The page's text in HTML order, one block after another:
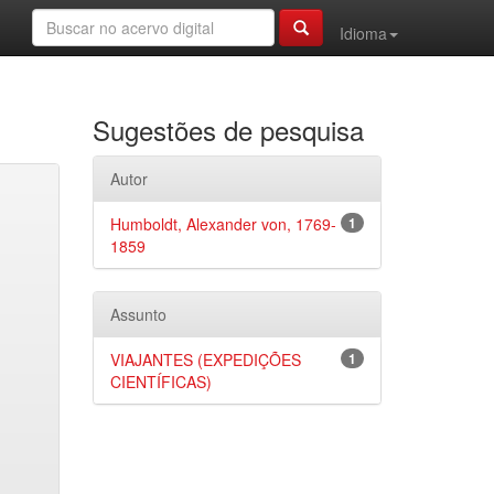
Idioma
Sugestões de pesquisa
Autor
1
Humboldt, Alexander von, 1769-
1859
Assunto
1
VIAJANTES (EXPEDIÇÕES
CIENTÍFICAS)